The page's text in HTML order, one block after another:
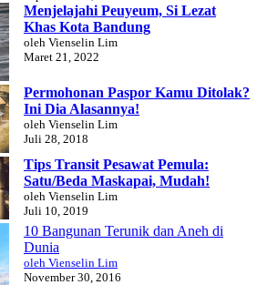
Menjelajahi Peuyeum, Si Lezat
Khas Kota Bandung
oleh Vienselin Lim
Maret 21, 2022
Permohonan Paspor Kamu Ditolak?
Ini Dia Alasannya!
oleh Vienselin Lim
Juli 28, 2018
Tips Transit Pesawat Pemula:
Satu/Beda Maskapai, Mudah!
oleh Vienselin Lim
Juli 10, 2019
10 Bangunan Terunik dan Aneh di
Dunia
oleh Vienselin Lim
November 30, 2016